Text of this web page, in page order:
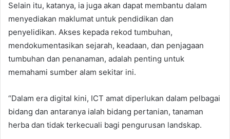
Selain itu, katanya, ia juga akan dapat membantu dalam
menyediakan maklumat untuk pendidikan dan
penyelidikan. Akses kepada rekod tumbuhan,
mendokumentasikan sejarah, keadaan, dan penjagaan
tumbuhan dan penanaman, adalah penting untuk
memahami sumber alam sekitar ini.
“Dalam era digital kini, ICT amat diperlukan dalam pelbagai
bidang dan antaranya ialah bidang pertanian, tanaman
herba dan tidak terkecuali bagi pengurusan landskap.